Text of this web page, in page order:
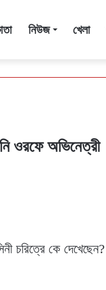
নিউজ খেলা
ওরফে অভিনেত্রী
চরিত্রে কে দেখেছেন?